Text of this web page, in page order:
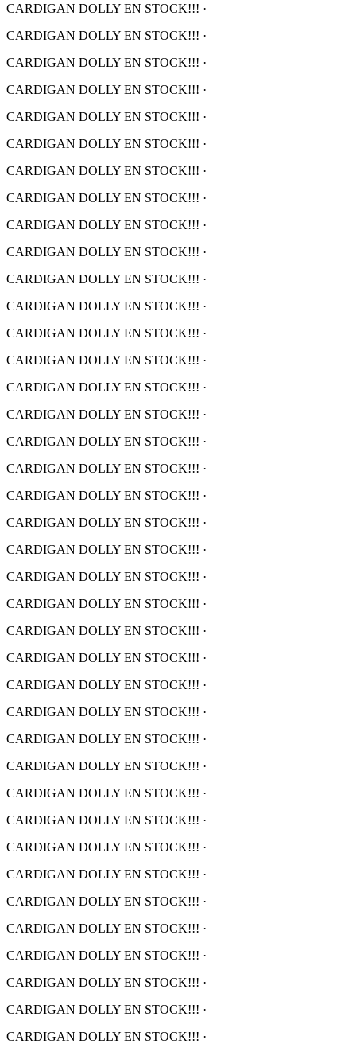
CARDIGAN DOLLY EN STOCK!!! ·
CARDIGAN DOLLY EN STOCK!!! ·
CARDIGAN DOLLY EN STOCK!!! ·
CARDIGAN DOLLY EN STOCK!!! ·
CARDIGAN DOLLY EN STOCK!!! ·
CARDIGAN DOLLY EN STOCK!!! ·
CARDIGAN DOLLY EN STOCK!!! ·
CARDIGAN DOLLY EN STOCK!!! ·
CARDIGAN DOLLY EN STOCK!!! ·
CARDIGAN DOLLY EN STOCK!!! ·
CARDIGAN DOLLY EN STOCK!!! ·
CARDIGAN DOLLY EN STOCK!!! ·
CARDIGAN DOLLY EN STOCK!!! ·
CARDIGAN DOLLY EN STOCK!!! ·
CARDIGAN DOLLY EN STOCK!!! ·
CARDIGAN DOLLY EN STOCK!!! ·
CARDIGAN DOLLY EN STOCK!!! ·
CARDIGAN DOLLY EN STOCK!!! ·
CARDIGAN DOLLY EN STOCK!!! ·
CARDIGAN DOLLY EN STOCK!!! ·
CARDIGAN DOLLY EN STOCK!!! ·
CARDIGAN DOLLY EN STOCK!!! ·
CARDIGAN DOLLY EN STOCK!!! ·
CARDIGAN DOLLY EN STOCK!!! ·
CARDIGAN DOLLY EN STOCK!!! ·
CARDIGAN DOLLY EN STOCK!!! ·
CARDIGAN DOLLY EN STOCK!!! ·
CARDIGAN DOLLY EN STOCK!!! ·
CARDIGAN DOLLY EN STOCK!!! ·
CARDIGAN DOLLY EN STOCK!!! ·
CARDIGAN DOLLY EN STOCK!!! ·
CARDIGAN DOLLY EN STOCK!!! ·
CARDIGAN DOLLY EN STOCK!!! ·
CARDIGAN DOLLY EN STOCK!!! ·
CARDIGAN DOLLY EN STOCK!!! ·
CARDIGAN DOLLY EN STOCK!!! ·
CARDIGAN DOLLY EN STOCK!!! ·
CARDIGAN DOLLY EN STOCK!!! ·
CARDIGAN DOLLY EN STOCK!!! ·